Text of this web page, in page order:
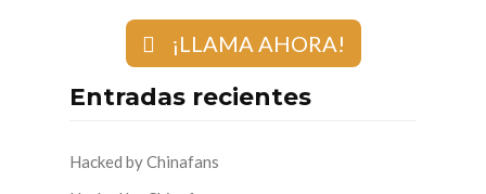
¡LLAMA AHORA!
Entradas recientes
Hacked by Chinafans